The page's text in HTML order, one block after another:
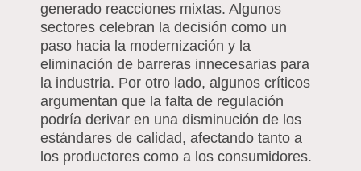
generado reacciones mixtas. Algunos
sectores celebran la decisión como un
paso hacia la modernización y la
eliminación de barreras innecesarias para
la industria. Por otro lado, algunos críticos
argumentan que la falta de regulación
podría derivar en una disminución de los
estándares de calidad, afectando tanto a
los productores como a los consumidores.